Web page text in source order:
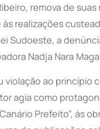
remova de
realizações
Sudoeste, a
Nadja Nara
violação ao princípio
agia como
Prefeito”, às